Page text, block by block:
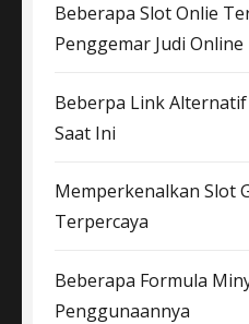
Beberapa Slot Onlie
Penggemar Judi Online
Beberpa Link
Saat Ini
Memperkenalkan Slot
Terpercaya
Beberapa Formula
Penggunaannya